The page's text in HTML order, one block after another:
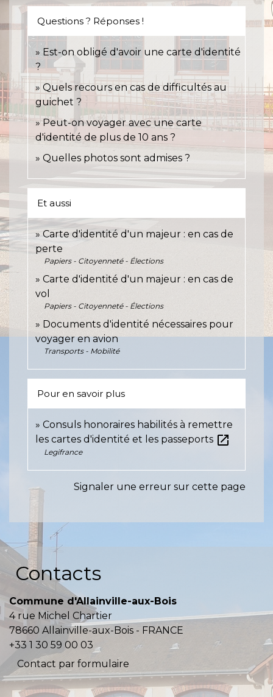
Questions ? Réponses !
Est-on obligé d'avoir une carte d'identité
?
Quels recours en cas de difficultés au
guichet ?
Peut-on voyager avec une carte
d'identité de plus de 10 ans ?
Quelles photos sont admises ?
Et aussi
Carte d'identité d'un majeur : en cas de
perte
Papiers - Citoyenneté - Élections
Carte d'identité d'un majeur : en cas de
vol
Papiers - Citoyenneté - Élections
Documents d'identité nécessaires pour
voyager en avion
Transports - Mobilité
Pour en savoir plus
Consuls honoraires habilités à remettre
les cartes d'identité et les passeports open_in_new
Legifrance
Signaler une erreur sur cette page
Contacts
Commune d'Allainville-aux-Bois
4 rue Michel Chartier
78660 Allainville-aux-Bois - FRANCE
+33 1 30 59 00 03
Contact par formulaire